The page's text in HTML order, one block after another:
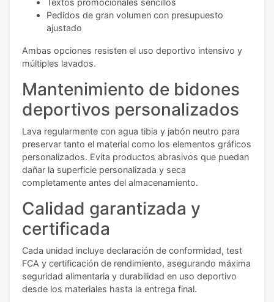
Pedidos de gran volumen con presupuesto
ajustado
Ambas opciones resisten el uso deportivo intensivo y
múltiples lavados.
Mantenimiento de bidones
deportivos personalizados
Lava regularmente con agua tibia y jabón neutro para
preservar tanto el material como los elementos gráficos
personalizados. Evita productos abrasivos que puedan
dañar la superficie personalizada y seca
completamente antes del almacenamiento.
Calidad garantizada y
certificada
Cada unidad incluye declaración de conformidad, test
FCA y certificación de rendimiento, asegurando máxima
seguridad alimentaria y durabilidad en uso deportivo
desde los materiales hasta la entrega final.